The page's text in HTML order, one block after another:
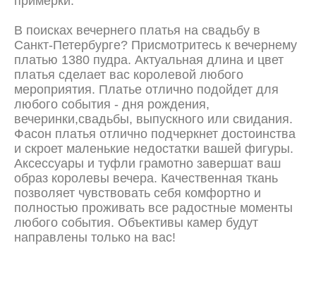
В поисках вечернего платья на свадьбу в
Санкт-Петербурге? Присмотритесь к вечернему
платью 1380 пудра. Актуальная длина и цвет
платья сделает вас королевой любого
мероприятия. Платье отлично подойдет для
любого события - дня рождения,
вечеринки,свадьбы, выпускного или свидания.
Фасон платья отлично подчеркнет достоинства
и скроет маленькие недостатки вашей фигуры.
Аксессуары и туфли грамотно завершат ваш
образ королевы вечера. Качественная ткань
позволяет чувствовать себя комфортно и
полностью проживать все радостные моменты
любого события. Объективы камер будут
направлены только на вас!